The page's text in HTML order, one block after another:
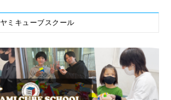
ヤミキューブスクール